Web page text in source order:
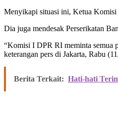
Menyikapi situasi ini, Ketua Komisi
Dia juga mendesak Perserikatan
“Komisi I DPR RI meminta semua
keterangan pers di Jakarta, Rabu
Berita Terkait: Hati-hati